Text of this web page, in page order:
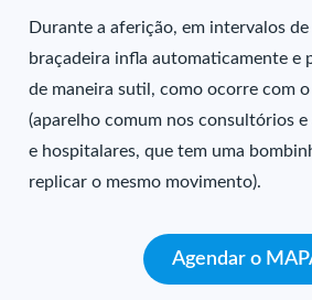
Durante a aferição, em intervalos
braçadeira infla automaticamente e
de maneira sutil, como ocorre com
(aparelho comum nos consultórios
e hospitalares, que tem uma
replicar o mesmo movimento).
Agendar o